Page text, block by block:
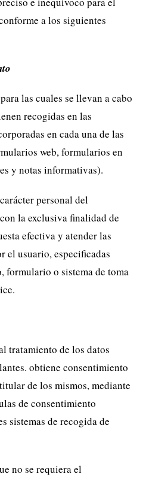
a los siguientes
las cuales se llevan a cabo
recogidas en las
en cada una de las
web, formularios en
y notas informativas).
personal del
la exclusiva finalidad de
efectiva y atender las
el usuario, especificadas
formulario o sistema de toma
tratamiento de los datos
obtiene consentimiento
de los mismos, mediante
de consentimiento
sistemas de recogida de
no se requiera el